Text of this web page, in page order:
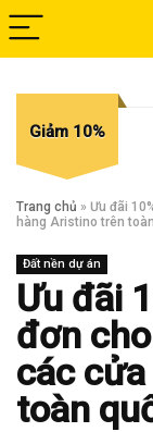
Giảm 10%
Trang chủ » Ưu đãi
hàng Aristino trên
Đất nền dự án
Ưu đãi
đơn
các
toàn